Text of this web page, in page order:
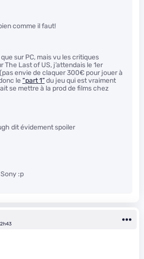
comme il faut!
sur PC, mais vu les critiques
The Last of US, j’attendais le 1er
envie de claquer 300€ pour jouer à
le “part 1”du jeu qui est vraiment
se mettre à la prod de films chez
dit évidement spoiler
:p